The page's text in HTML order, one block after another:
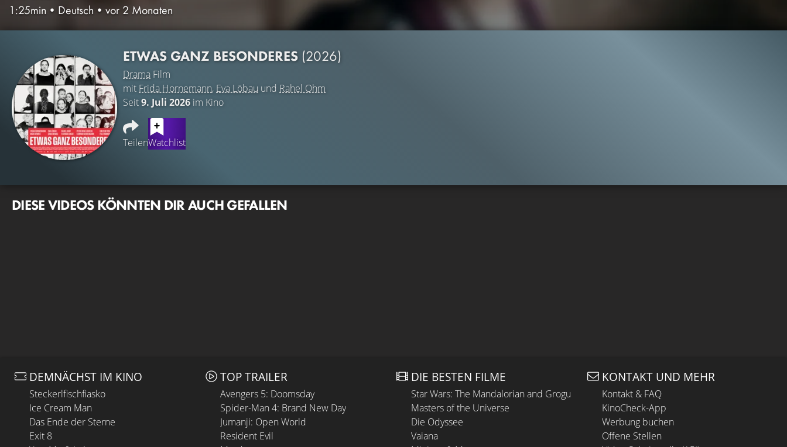
1:25min • Deutsch • vor 2 Monaten
ETWAS GANZ BESONDERES (2026)
Drama Film
mit Frida Hornemann, Eva Löbau und Rahel Ohm
Seit9. Juli 2026 im Kino
TeilenWatchlist
DIESE VIDEOS KÖNNTEN DIR AUCH GEFALLEN
DEMNÄCHST IM KINO
Steckerlfischfiasko
Ice Cream Man
Das Ende der Sterne
Exit 8
TOP TRAILER
Avengers 5: Doomsday
Spider-Man 4: Brand New Day
Jumanji: Open World
Resident Evil
DIE BESTEN FILME
Star Wars: The Mandalorian and Grogu
Masters of the Universe
Die Odyssee
Vaiana
KONTAKT UND MEHR
Kontakt & FAQ
KinoCheck-App
Werbung buchen
Offene Stellen